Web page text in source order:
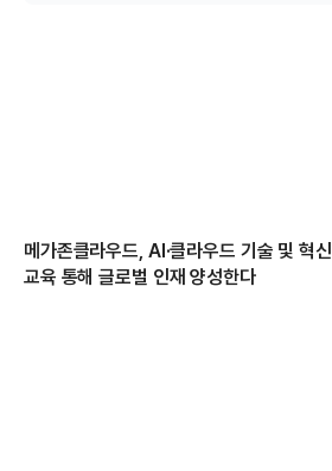
메가존클라우드, AI·클라우드 기술 및 혁신
교육 통해 글로벌 인재 양성한다